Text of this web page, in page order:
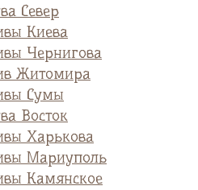
Север
Киева
Чернигова
Житомира
Сумы
Восток
Харькова
Мариуполь
Камянское